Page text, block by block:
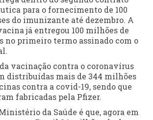
para o fornecimento de 100
do imunizante até dezembro. A
já entregou 100 milhões de
no primeiro termo assinado com o
vacinação contra o coronavírus
distribuídas mais de 344 milhões
contra a covid-19, sendo que
fabricadas pela Pfizer.
da Saúde é que, agora em